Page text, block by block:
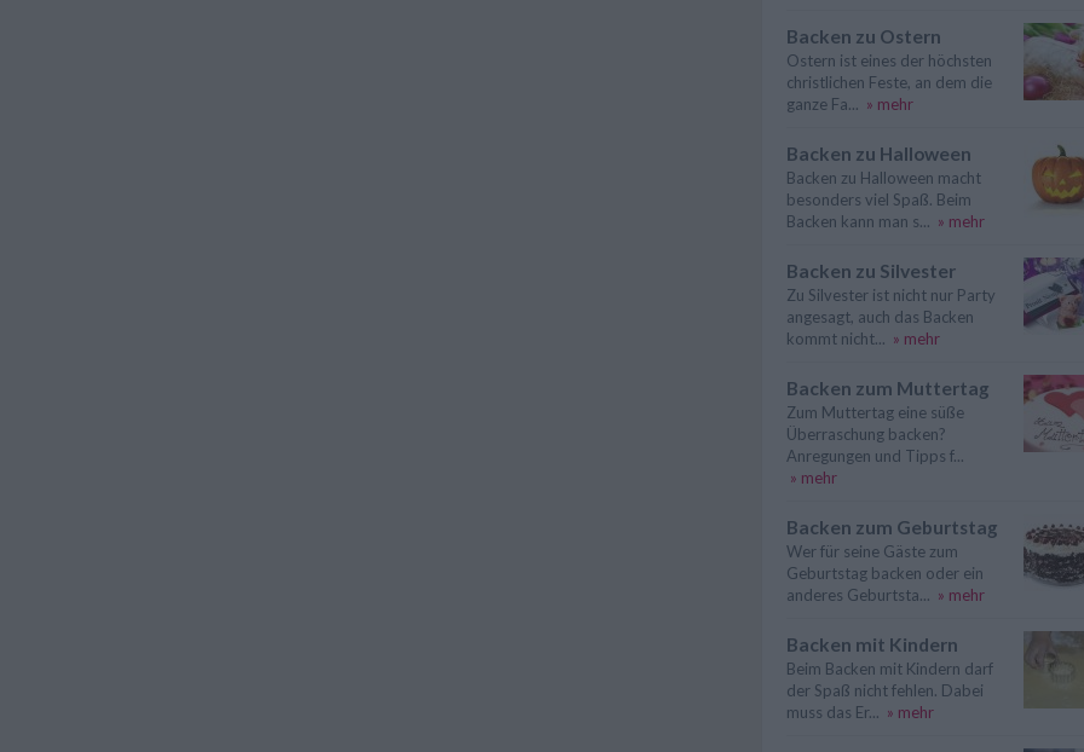
Backen zu Ostern
Ostern ist eines der höchsten
christlichen Feste, an dem die
ganze Fa... » mehr
Backen zu Halloween
Backen zu Halloween macht
besonders viel Spaß. Beim
Backen kann man s... » mehr
Backen zu Silvester
Zu Silvester ist nicht nur Party
angesagt, auch das Backen
kommt nicht... » mehr
Backen zum Muttertag
Zum Muttertag eine süße
Überraschung backen?
Anregungen und Tipps f...
» mehr
Backen zum Geburtstag
Wer für seine Gäste zum
Geburtstag backen oder ein
anderes Geburtsta... » mehr
Backen mit Kindern
Beim Backen mit Kindern darf
der Spaß nicht fehlen. Dabei
muss das Er... » mehr